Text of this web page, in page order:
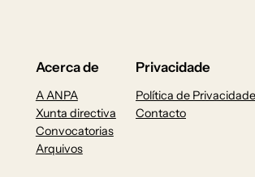
Acerca de
A ANPA
Xunta directiva
Convocatorias
Arquivos
Privacidade
Política de Privacidade
Contacto